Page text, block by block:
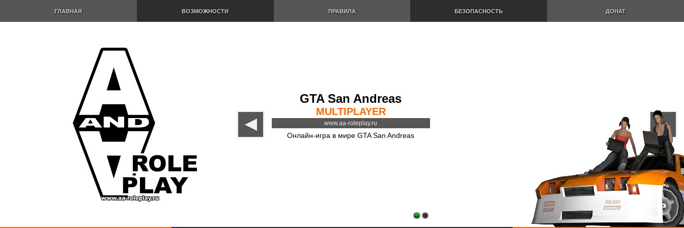
ГЛАВНАЯ ВОЗМОЖНОСТИ ПРАВИЛА БЕЗОПАСНОСТЬ ДОНАТ
GTA San Andreas
MULTIPLAYER
Онлайн-игра в мире GTA San Andreas
www.aa-roleplay.ru